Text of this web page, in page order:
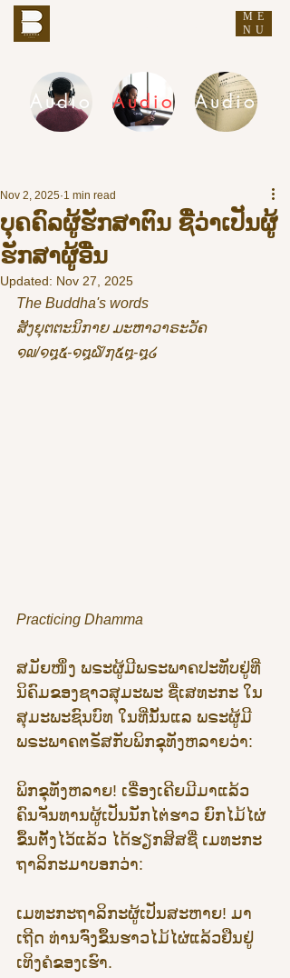
ME
NU
Audio Audio Audio
ບຸຄຄົລຜູ້ຮັກສາຕົນ ຊື່ວ່າເປັນຜູ້
ຮັກສາຜູ້ອື່ນ
Nov 2, 2025 1 min read
Updated: Nov 27, 2025
The Buddha's words
ສັງຍຸຕຕະນິກາຍ ມະຫາວາຣະວັຄ
໑໙/໑໘໕-໑໘໖/໗໕໘-໘໒
Practicing Dhamma
ສມັຍໜຶ່ງ ພຣະຜູ້ມີພຣະພາຄປະທັບຢູ່ທີ່
ນິຄົມຂອງຊາວສຸມະພະ ຊື່ເສທະກະ ໃນ
ສຸມະພະຊົນບົທ ໃນທີ່ນັ້ນແລ ພຣະຜູ້ມີ
ພຣະພາຄຕຣັສກັບພິກຂຸທັງຫລາຍວ່າ:
ພິກຂຸທັງຫລາຍ! ເຣື່ອງເຄີຍມີມາແລ້ວ
ຄົນຈັນທານຜູ້ເປັນນັກໄຕ່ຮາວ ຍົກໄມ້ໄຜ່
ຂຶ້ນຕັ້ງໄວ້ແລ້ວ ໄດ້ຮຽກສິສຊື່ ເມທະກະ
ຖາລິກະມາບອກວ່າ:
ເມທະກະຖາລິກະຜູ້ເປັນສະຫາຍ! ມາ
ເຖີດ ທ່ານຈົ່ງຂຶ້ນຮາວໄມ້ໄຜ່ແລ້ວຢືນຢູ່
ເທິງຄໍຂອງເຮົາ.